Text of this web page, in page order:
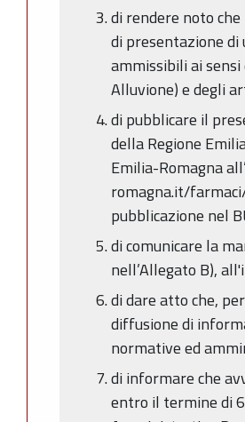
di rendere noto
di presentazione
ammissibili ai
Alluvione) e degli
di pubblicare il
della Regione
Emilia-Romagna
romagna.it/
pubblicazione nel
di comunicare la
nell’Allegato B),
di dare atto che,
diffusione di
normative ed
di informare che
entro il termine di